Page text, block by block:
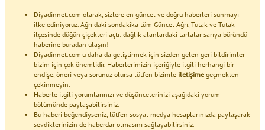
Diyadinnet.com olarak, sizlere en güncel ve doğru haberleri sunmayı
ilke ediniyoruz. Ağrı'daki sondakika tüm Güncel Ağrı, Tutak ve Tutak
ilçesinde düğün çiçekleri açtı: dağlık alanlardaki tarlalar sarıya büründü
haberine buradan ulaşın!
Diyadinnet.com'u daha da geliştirmek için sizden gelen geri bildirimler
bizim için çok önemlidir. Haberlerimizin içeriğiyle ilgili herhangi bir
endişe, öneri veya sorunuz olursa lütfen bizimle iletişime geçmekten
çekinmeyin.
Haberle ilgili yorumlarınızı ve düşüncelerinizi aşağıdaki yorum
bölümünde paylaşabilirsiniz.
Bu haberi beğendiyseniz, lütfen sosyal medya hesaplarınızda paylaşarak
sevdiklerinizin de haberdar olmasını sağlayabilirsiniz.